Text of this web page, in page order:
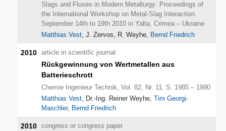
Slags and Fluxes in Modern Metallurgy: Proceedings of
the International Workshop on Metal-Slag Interaction.
September 14th to 19th 2010 in Yalta, Crimea – Ukraine
Matthias Vest, J. Zervos, R. Weyhe, Bernd Friedrich
2010 article in scientific journal
Rückgewinnung von Wertmetallen aus
Batterieschrott
Chemie Ingenieur Technik, Vol. 82, Nr. 11, S. 1985 – 1990
Matthias Vest, Dr.-Ing. Reiner Weyhe,Tim Georgi-
Maschler, Bernd Friedrich
2010 congress or congress paper